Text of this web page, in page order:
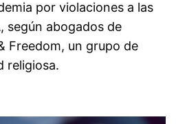
por violaciones a las
según abogados de
Freedom, un grupo de
religiosa.